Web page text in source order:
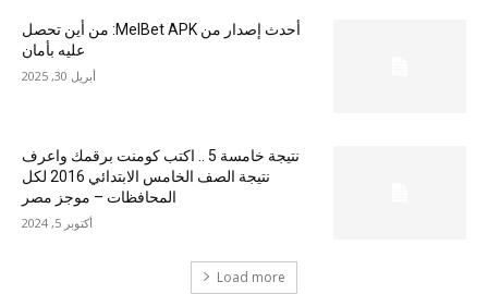
أحدث إصدار من MelBet APK: من أين تحصل
عليه بأمان
أبريل 30, 2025
نتيجة خامسة 5 .. اكتب كومنت برقمك واعرف
نتيجة الصف الخامس الابتدائي 2016 لكل
المحافظات – موجز مصر
أكتوبر 5, 2024
Load more